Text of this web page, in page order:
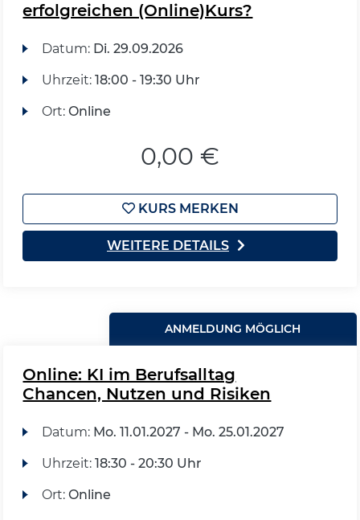
erfolgreichen (Online)Kurs?
Datum: Di. 29.09.2026
Uhrzeit: 18:00 - 19:30 Uhr
Ort: Online
0,00 €
KURS MERKEN
WEITERE DETAILS
ANMELDUNG MÖGLICH
Online: KI im Berufsalltag
Chancen, Nutzen und Risiken
Datum: Mo. 11.01.2027 - Mo. 25.01.2027
Uhrzeit: 18:30 - 20:30 Uhr
Ort: Online